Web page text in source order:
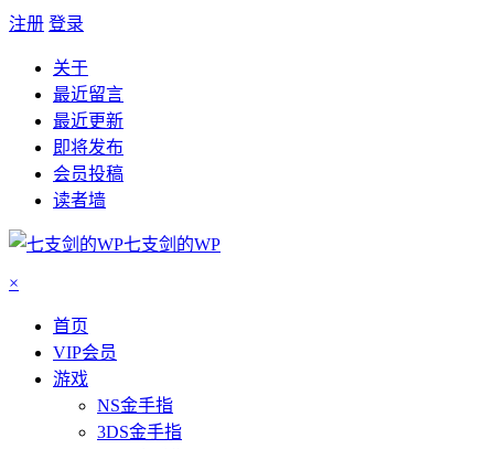
注册 登录
关于
最近留言
最近更新
即将发布
会员投稿
读者墙
七支剑的WP
×
首页
VIP会员
游戏
NS金手指
3DS金手指